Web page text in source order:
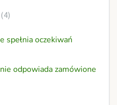
4
spełnia oczekiwań
odpowiada zamówione